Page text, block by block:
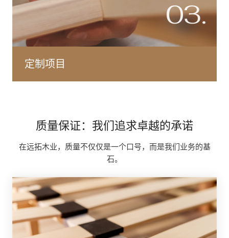
03.
定制项目
质量保证：我们追求卓越的承诺
在远拓木业，质量不仅仅是一个口号，而是我们业务的基
石。